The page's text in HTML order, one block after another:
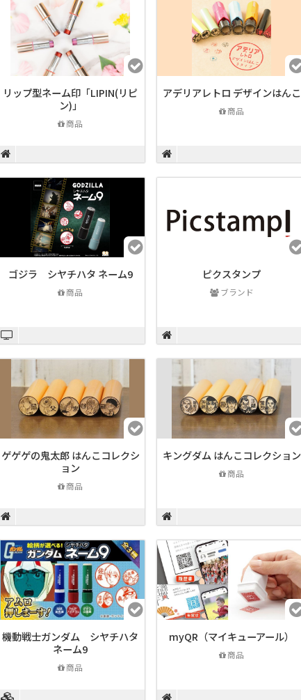
リップ型ネーム印「LIPIN(リピ
ン)」
商品
アデリアレトロ デザインはんこ
商品
ゴジラ シヤチハタ ネーム9
商品
ピクスタンプ
ブランド
ゲゲゲの鬼太郎 はんこコレクシ
ョン
商品
キングダム はんこコレクション
商品
機動戦士ガンダム シヤチハタ
ネーム9
商品
myQR（マイキューアール）
商品